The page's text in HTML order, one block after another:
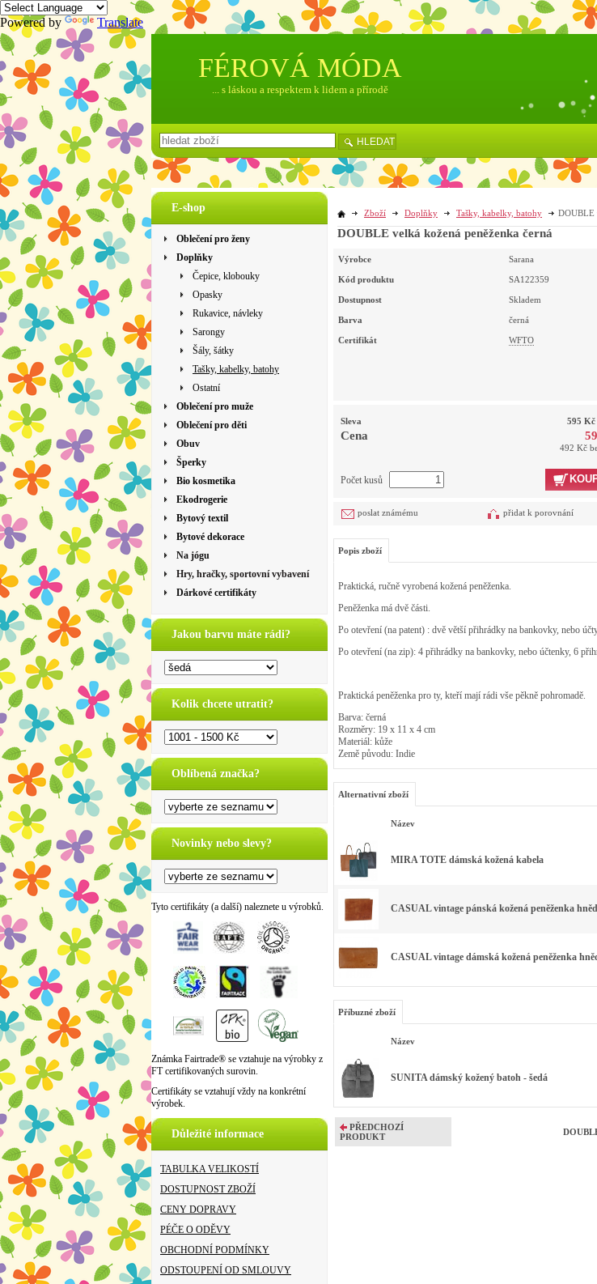
Powered by Translate
E-shop
Oblečení pro ženy
Doplňky
Čepice, klobouky
Opasky
Rukavice, návleky
Sarongy
Šály, šátky
Tašky, kabelky, batohy
Ostatní
Oblečení pro muže
Oblečení pro děti
Obuv
Šperky
Bio kosmetika
Ekodrogerie
Bytový textil
Bytové dekorace
Na jógu
Hry, hračky, sportovní vybavení
Dárkové certifikáty
Jakou barvu máte rádi?
Kolik chcete utratit?
Oblíbená značka?
Novinky nebo slevy?
Tyto certifikáty (a další) naleznete u výrobků.
Známka Fairtrade® se vztahuje na výrobky z
FT certifikovaných surovin.
Certifikáty se vztahují vždy na konkrétní
výrobek.
Důležité informace
TABULKA VELIKOSTÍ
DOSTUPNOST ZBOŽÍ
CENY DOPRAVY
PÉČE O ODĚVY
OBCHODNÍ PODMÍNKY
ODSTOUPENÍ OD SMLOUVY
Zboží Doplňky Tašky, kabelky, batohy DOUBLE
DOUBLE velká kožená peněženka černá
Výrobce Sarana
Kód produktu SA122359
Dostupnost Skladem
Barva černá
Certifikát WFTO
Sleva 595 Kč
Cena
492 Kč
Počet kusů
poslat známému přidat k porovnání
Popis zboží
Praktická, ručně vyrobená kožená peněženka.
Peněženka má dvě části.
Po otevření (na patent) : dvě větší přihrádky na bankovky, nebo
Po otevření (na zip): 4 přihrádky na bankovky, nebo účtenky, 6
Praktická peněženka pro ty, kteří mají rádi vše pěkně pohromadě.
Barva: černá
Rozměry: 19 x 11 x 4 cm
Materiál: kůže
Země původu: Indie
Alternativní zboží
Název
MIRA TOTE dámská kožená kabela
CASUAL vintage pánská kožená peněženka
CASUAL vintage dámská kožená peněženka
Příbuzné zboží
Název
SUNITA dámský kožený batoh - šedá
PŘEDCHOZÍ
PRODUKT
FÉROVÁ MÓDA
... s láskou a respektem k lidem a přírodě
HLEDAT